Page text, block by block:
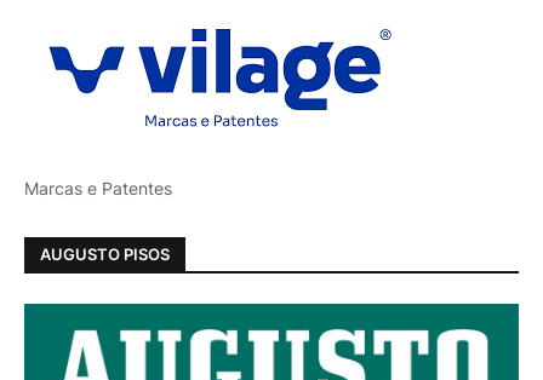
Marcas e Patentes
AUGUSTO PISOS